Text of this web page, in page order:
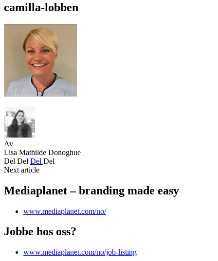
camilla-lobben
Av
Lisa Mathilde Donoghue
Del Del Del Del
Next article
Mediaplanet – branding made easy
www.mediaplanet.com/no/
Jobbe hos oss?
www.mediaplanet.com/no/job-listing